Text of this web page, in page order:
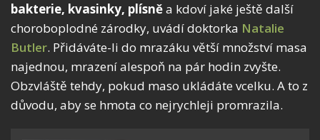
bakterie, kvasinky, plísněa kdoví jaké ještě další
choroboplodné zárodky, uvádí doktorka Natalie
Butler. Přidáváte-li do mrazáku větší množství masa
najednou, mrazení alespoň na pár hodin zvyšte.
Obzvláště tehdy, pokud maso ukládáte vcelku. A to z
důvodu, aby se hmota co nejrychleji promrazila.